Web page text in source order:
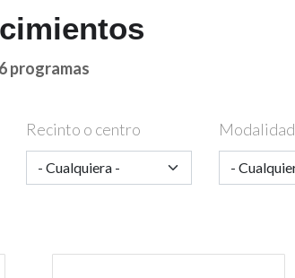
programas
Recinto o centro Modalidad